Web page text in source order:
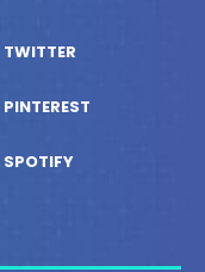
TWITTER
PINTEREST
SPOTIFY